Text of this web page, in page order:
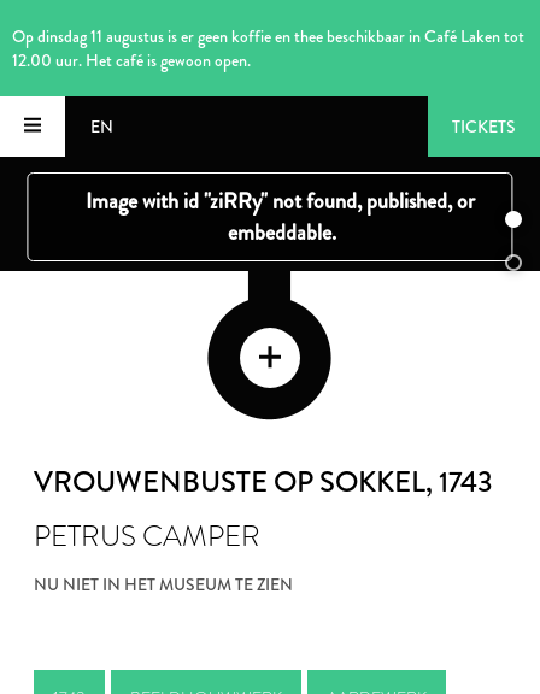
Op dinsdag 11 augustus is er geen koffie en thee beschikbaar in Café Laken tot
12.00 uur. Het café is gewoon open.
EN TICKETS
VROUWENBUSTE OP SOKKEL, 1743
PETRUS CAMPER
NU NIET IN HET MUSEUM TE ZIEN